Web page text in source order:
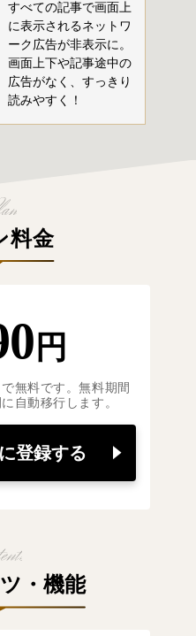
すべての記事で画面上
に表示されるネットワ
ーク広告が非表示に。
画面上下や記事途中の
広告がなく、すっきり
読みやすく！
料金
円
無料です。無料期間
自動移行します。
登録する
・機能